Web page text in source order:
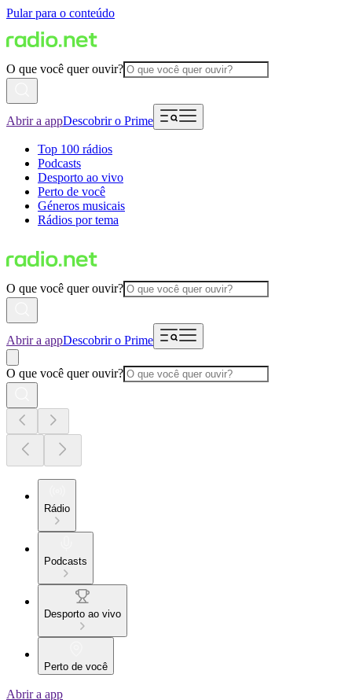
Pular para o conteúdo
O que você quer ouvir?
Abrir a appDescobrir o Prime
Top 100 rádios
Podcasts
Desporto ao vivo
Perto de você
Géneros musicais
Rádios por tema
O que você quer ouvir?
Abrir a appDescobrir o Prime
O que você quer ouvir?
Rádio
Podcasts
Desporto ao vivo
Perto de você
Abrir a app